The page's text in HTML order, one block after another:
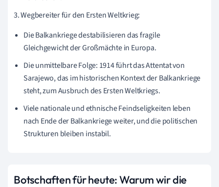
3. Wegbereiter für den Ersten Weltkrieg:
Die Balkankriege destabilisieren das fragile
Gleichgewicht der Großmächte in Europa.
Die unmittelbare Folge: 1914 führt das Attentat von
Sarajewo, das im historischen Kontext der Balkankriege
steht, zum Ausbruch des Ersten Weltkriegs.
Viele nationale und ethnische Feindseligkeiten leben
nach Ende der Balkankriege weiter, und die politischen
Strukturen bleiben instabil.
Botschaften für heute: Warum wir die